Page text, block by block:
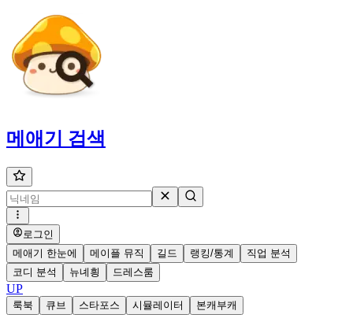
메애기 검색
로그인
메애기 한눈에
메이플 뮤직 길드 랭킹/통계
직업 분석
코디 분석
뉴녜힁 드레스룸
UP
룩북 큐브 스타포스 시뮬레이터 본캐부캐